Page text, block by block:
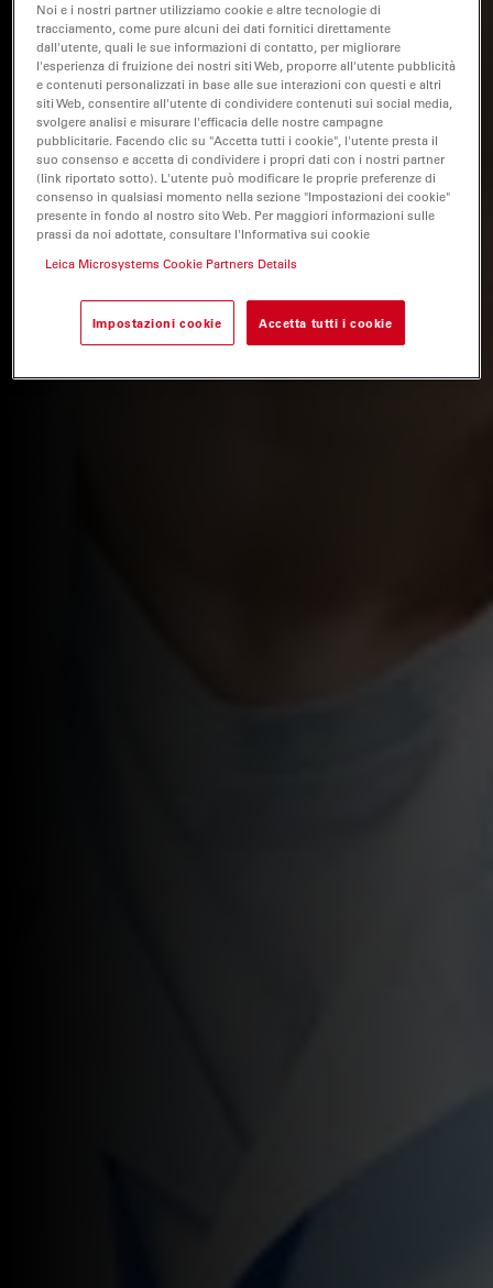
Noi e i nostri partner utilizziamo cookie e altre tecnologie di
tracciamento, come pure alcuni dei dati fornitici direttamente
dall'utente, quali le sue informazioni di contatto, per migliorare
l'esperienza di fruizione dei nostri siti Web, proporre all'utente pubblicità
e contenuti personalizzati in base alle sue interazioni con questi e altri
siti Web, consentire all'utente di condividere contenuti sui social media,
svolgere analisi e misurare l'efficacia delle nostre campagne
pubblicitarie. Facendo clic su "Accetta tutti i cookie", l'utente presta il
suo consenso e accetta di condividere i propri dati con i nostri partner
(link riportato sotto). L'utente può modificare le proprie preferenze di
consenso in qualsiasi momento nella sezione "Impostazioni dei cookie"
presente in fondo al nostro sito Web. Per maggiori informazioni sulle
prassi da noi adottate, consultare l'Informativa sui cookie
Leica Microsystems Cookie Partners Details
Impostazioni cookie Accetta tutti i cookie